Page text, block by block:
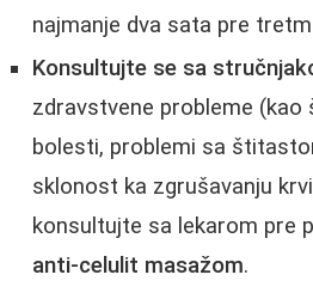
najmanje dva sata pre
Konsultujte se sa
zdravstvene probleme (kao
bolesti, problemi sa
sklonost ka zgrušavanju
konsultujte sa lekarom pre
anti-celulit masažom.